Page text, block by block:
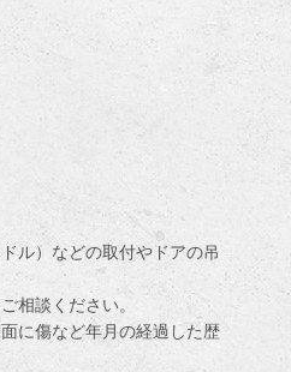
ル）などの取付やドアの吊
相談ください。
に傷など年月の経過した歴